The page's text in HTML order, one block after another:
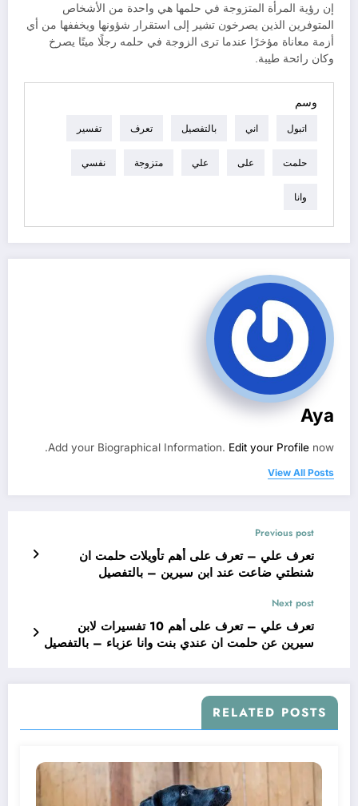
إن رؤية المرأة المتزوجة في حلمها هي واحدة من الأشخاص
المتوفرين الذين يصرخون تشير إلى استقرار شؤونها ويخففها من أي
أزمة معاناة مؤخرًا عندما ترى الزوجة في حلمه رجلًا ميتًا يصرخ
وكان رائحة طيبة.
وسم
اتبول اني بالتفصيل تعرف تفسير
حلمت على علي متزوجة نفسي
وانا
Aya
Add your Biographical Information. Edit your Profile now.
View All Posts
Previous post
تعرف علي – تعرف على أهم تأويلات حلمت ان
شنطتي ضاعت عند ابن سيرين – بالتفصيل
Next post
تعرف علي – تعرف على أهم 10 تفسيرات لابن
سيرين عن حلمت ان عندي بنت وانا عزباء – بالتفصيل
RELATED POSTS